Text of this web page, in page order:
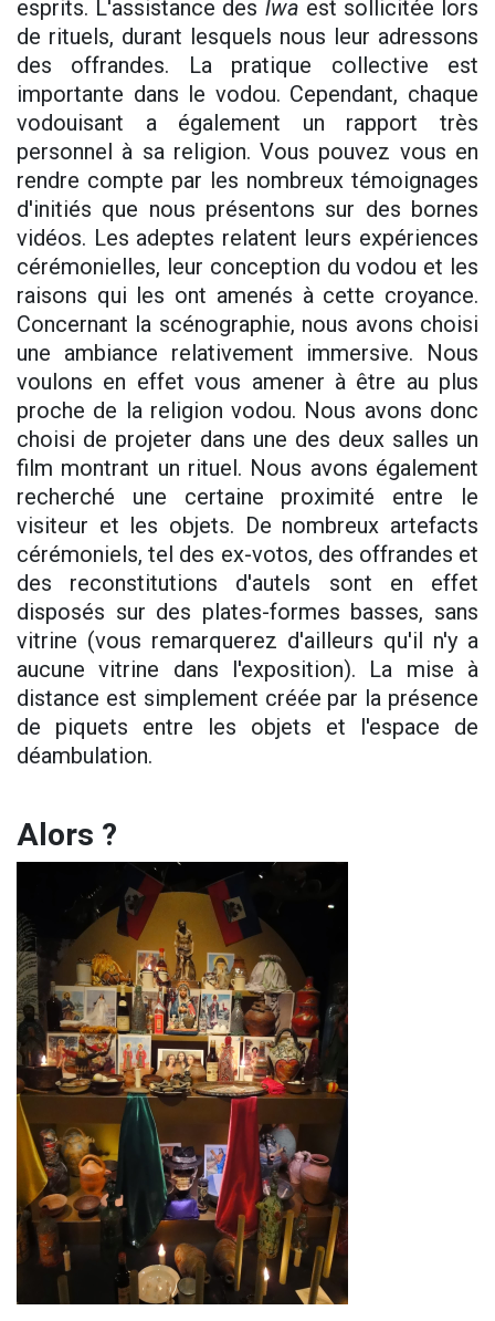
esprits. L'assistance des lwa est sollicitée lors
de rituels, durant lesquels nous leur adressons
des offrandes. La pratique collective est
importante dans le vodou. Cependant, chaque
vodouisant a également un rapport très
personnel à sa religion. Vous pouvez vous en
rendre compte par les nombreux témoignages
d'initiés que nous présentons sur des bornes
vidéos. Les adeptes relatent leurs expériences
cérémonielles, leur conception du vodou et les
raisons qui les ont amenés à cette croyance.
Concernant la scénographie, nous avons choisi
une ambiance relativement immersive. Nous
voulons en effet vous amener à être au plus
proche de la religion vodou. Nous avons donc
choisi de projeter dans une des deux salles un
film montrant un rituel. Nous avons également
recherché une certaine proximité entre le
visiteur et les objets. De nombreux artefacts
cérémoniels, tel des ex-votos, des offrandes et
des reconstitutions d'autels sont en effet
disposés sur des plates-formes basses, sans
vitrine (vous remarquerez d'ailleurs qu'il n'y a
aucune vitrine dans l'exposition). La mise à
distance est simplement créée par la présence
de piquets entre les objets et l'espace de
déambulation.
Alors ?